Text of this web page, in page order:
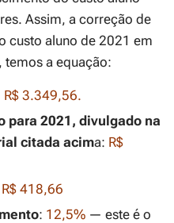
Assim, a correção de
custo aluno de 2021 em
temos a equação:
R$ 3.349,56.
para 2021, divulgado na
citada acima: R$
R$ 418,66
: 12,5% — este é o